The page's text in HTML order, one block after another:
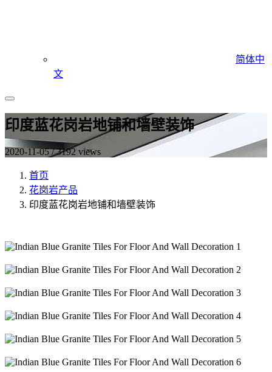
简体中
文
印度蓝花岗岩地铺和墙壁装饰
2020-11-05 / 3192 views
首页
花岗岩产品
印度蓝花岗岩地铺和墙壁装饰